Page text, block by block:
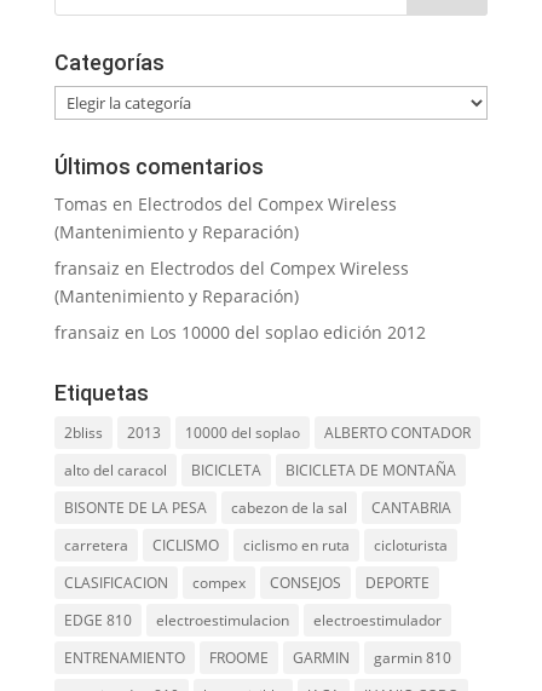
Categorías
Categorías
Últimos comentarios
Tomas en Electrodos del Compex Wireless
(Mantenimiento y Reparación)
fransaiz en Electrodos del Compex Wireless
(Mantenimiento y Reparación)
fransaiz en Los 10000 del soplao edición 2012
Etiquetas
2bliss 2013 10000 del soplao
ALBERTO CONTADOR
alto del caracol
BICICLETA
BICICLETA DE MONTAÑA
BISONTE DE LA PESA
cabezon de la sal
CANTABRIA
carretera
CICLISMO ciclismo en ruta
cicloturista
CLASIFICACION
compex CONSEJOS
DEPORTE
EDGE 810
electroestimulacion
electroestimulador
ENTRENAMIENTO
FROOME GARMIN
garmin 810